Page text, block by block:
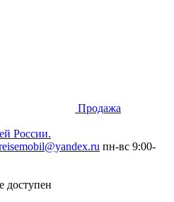
Продажа
России.
пн-вс 9:00-
доступен